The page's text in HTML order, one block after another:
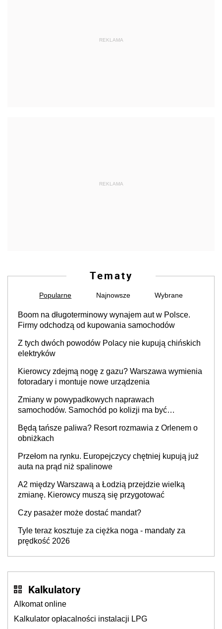
REKLAMA
REKLAMA
Tematy
Popularne Najnowsze Wybrane
Boom na długoterminowy wynajem aut w Polsce.
Firmy odchodzą od kupowania samochodów
Z tych dwóch powodów Polacy nie kupują chińskich
elektryków
Kierowcy zdejmą nogę z gazu? Warszawa wymienia
fotoradary i montuje nowe urządzenia
Zmiany w powypadkowych naprawach
samochodów. Samochód po kolizji ma być
producenta
Będą tańsze paliwa? Resort rozmawia z Orlenem o
obniżkach
Przełom na rynku. Europejczycy chętniej kupują już
auta na prąd niż spalinowe
A2 między Warszawą a Łodzią przejdzie wielką
zmianę. Kierowcy muszą się przygotować
Czy pasażer może dostać mandat?
Tyle teraz kosztuje za ciężka noga - mandaty za
prędkość 2026
Kalkulatory
Alkomat online
Kalkulator opłacalności instalacji LPG